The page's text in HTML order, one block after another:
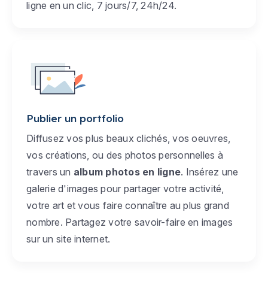
ligne en un clic, 7 jours/7, 24h/24.
Publier un portfolio
Diffusez vos plus beaux clichés, vos oeuvres,
vos créations, ou des photos personnelles à
travers un album photos en ligne. Insérez une
galerie d'images pour partager votre activité,
votre art et vous faire connaître au plus grand
nombre. Partagez votre savoir-faire en images
sur un site internet.